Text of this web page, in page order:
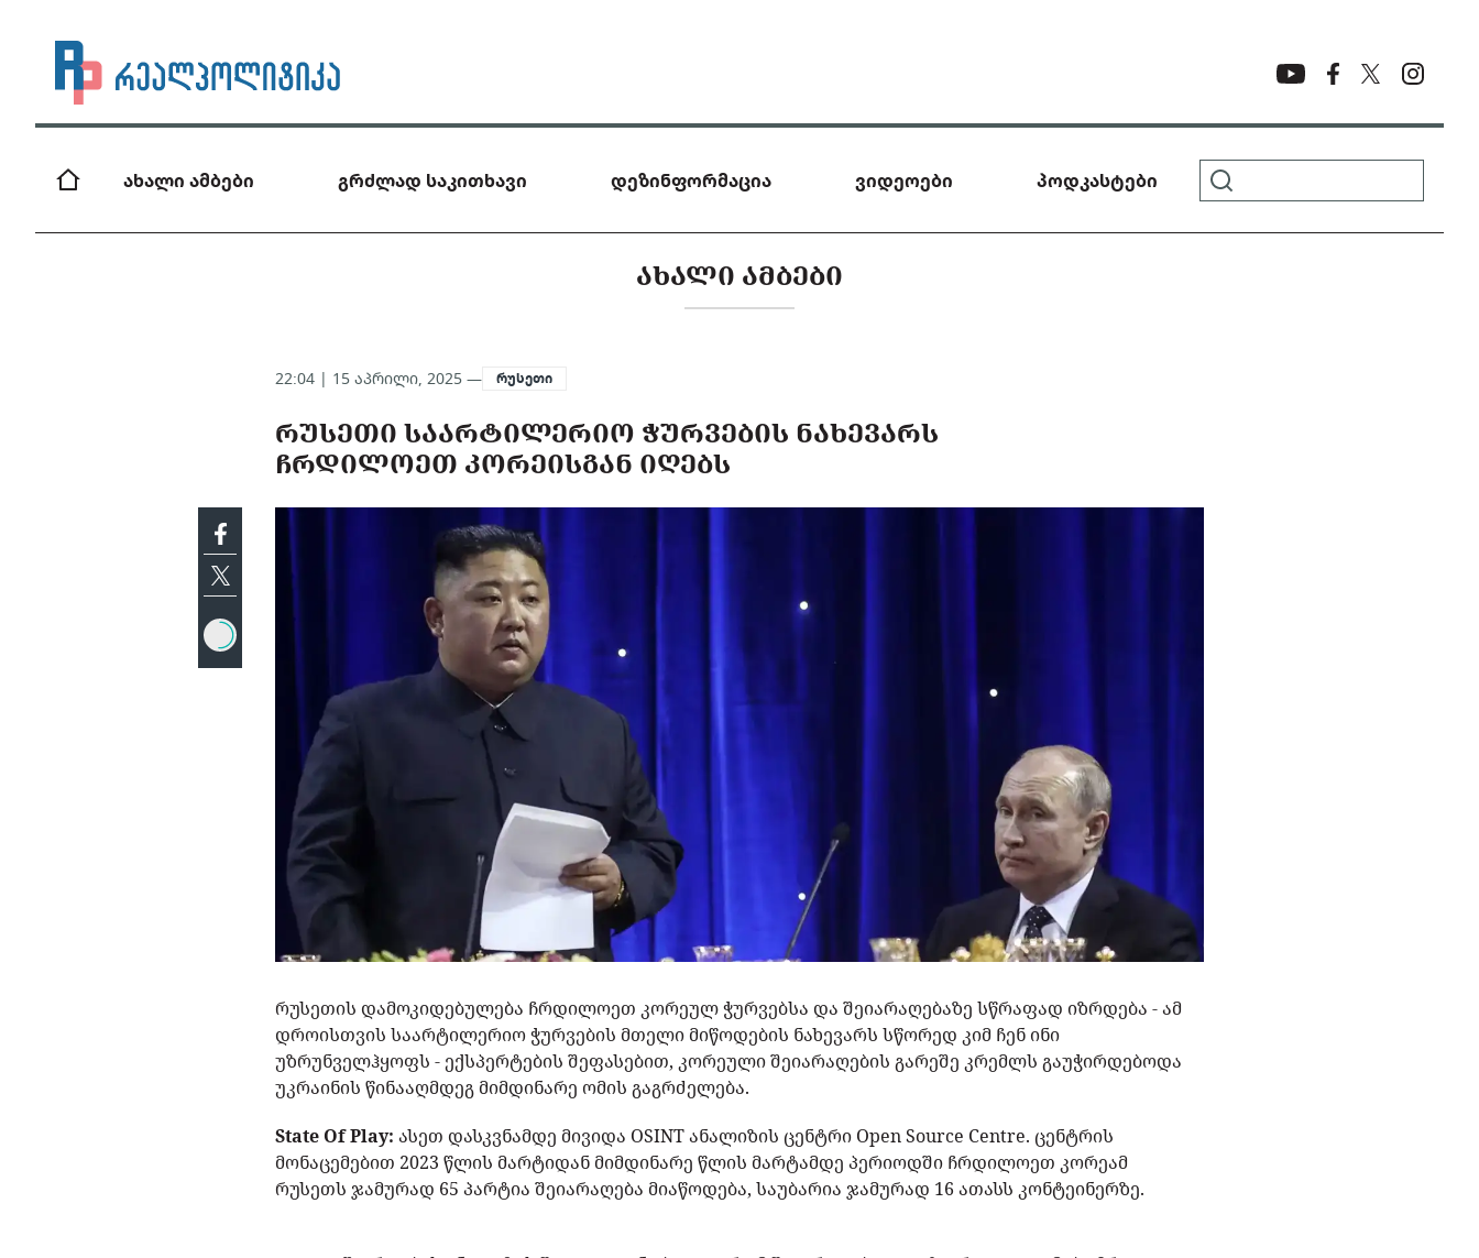
ახალი ამბები გრძლად საკითხავი დეზინფორმაცია ვიდეოები პოდკასტები
ᲐᲮᲐᲚᲘ ᲐᲛᲑᲔᲑᲘ
22:04 | 15 აპრილი, 2025 — რუსეთი
ᲠᲣᲡᲔᲗᲘ ᲡᲐᲐᲠᲢᲘᲚᲔᲠᲘᲝ ᲭᲣᲠᲕᲔᲑᲘᲡ ᲜᲐᲮᲔᲕᲐᲠᲡ
ᲩᲠᲓᲘᲚᲝᲔᲗ ᲙᲝᲠᲔᲘᲡᲒᲐᲜ ᲘᲦᲔᲑᲡ
რუსეთის დამოკიდებულება ჩრდილოეთ კორეულ ჭურვებსა და შეიარაღებაზე სწრაფად იზრდება - ამ
დროისთვის საარტილერიო ჭურვების მთელი მიწოდების ნახევარს სწორედ კიმ ჩენ ინი
უზრუნველჰყოფს - ექსპერტების შეფასებით, კორეული შეიარაღების გარეშე კრემლს გაუჭირდებოდა
უკრაინის წინააღმდეგ მიმდინარე ომის გაგრძელება.
State Of Play: ასეთ დასკვნამდე მივიდა OSINT ანალიზის ცენტრი Open Source Centre. ცენტრის
მონაცემებით 2023 წლის მარტიდან მიმდინარე წლის მარტამდე პერიოდში ჩრდილოეთ კორეამ
რუსეთს ჯამურად 65 პარტია შეიარაღება მიაწოდება, საუბარია ჯამურად 16 ათასს კონტეინერზე.